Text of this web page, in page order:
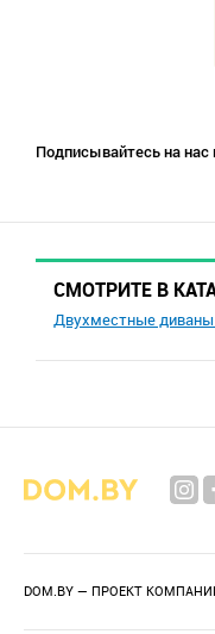
Подписывайтесь на нас
СМОТРИТЕ В
Двухместные
DOM.BY — ПРОЕКТ